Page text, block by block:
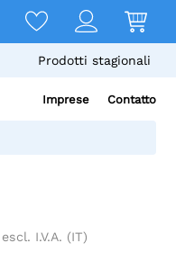
Prodotti stagionali
Imprese Contatto
escl. I.V.A. (IT)